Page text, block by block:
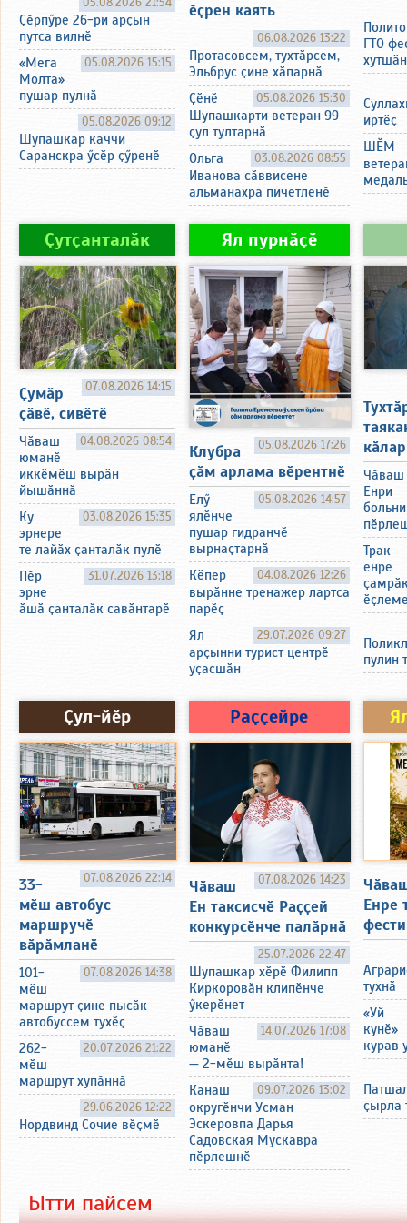
Ҫӗрпӳре 26-ри арҫын
путса вилнӗ
05.08.2026 15:15
«Мега
Молта»
пушар пулнӑ
05.08.2026 09:12
Шупашкар каччи
Саранскра ӳсӗр ҫӳренӗ
ӗҫрен каять
06.08.2026 13:22
Протасовсем, тухтӑрсем,
Эльбрус ҫине хӑпарнӑ
05.08.2026 15:30
Ҫӗнӗ
Шупашкарти ветеран 99
ҫул тултарнӑ
03.08.2026 08:55
Ольга
Иванова сӑввисене
альманахра пичетленӗ
ГТО
иртӗҫ
ШӖМ
Ҫутҫанталӑк
07.08.2026 14:15
Ҫумӑр
ҫӑвӗ, сивӗтӗ
04.08.2026 08:54
Чӑваш
юманӗ
иккӗмӗш вырӑн
йышӑннӑ
03.08.2026 15:35
Ку
эрнере
те лайӑх ҫанталӑк пулӗ
31.07.2026 13:18
Пӗр
эрне
ӑшӑ ҫанталӑк савӑнтарӗ
Ял пурнӑҫӗ
05.08.2026 17:26
Клубра
ҫӑм арлама вӗрентнӗ
05.08.2026 14:57
Елӳ
ялӗнче
пушар гидранчӗ
вырнаҫтарнӑ
04.08.2026 12:26
Кӗпер
вырӑнне тренажер лартса
парӗҫ
29.07.2026 09:27
Ял
арҫынни турист центрӗ
уҫасшӑн
Чӑваш
Енри
Трак
енре
пулин
Ҫул-йӗр
07.08.2026 22:14
33-
мӗш автобус
маршручӗ
вӑрӑмланӗ
07.08.2026 14:38
101-
мӗш
маршрут ҫине пысӑк
автобуссем тухӗҫ
20.07.2026 21:22
262-
мӗш
маршрут хупӑннӑ
29.06.2026 12:22
Нордвинд Сочие вӗҫмӗ
Раҫҫейре
07.08.2026 14:23
Чӑваш
Ен таксисчӗ Раҫҫей
конкурсӗнче палӑрнӑ
25.07.2026 22:47
Шупашкар хӗрӗ Филипп
Киркоровӑн клипӗнче
ӳкерӗнет
14.07.2026 17:08
Чӑваш
юманӗ
— 2-мӗш вырӑнта!
09.07.2026 13:02
Канаш
округӗнчи Усман
Эскеровпа Дарья
Садовская Мускавра
пӗрлешнӗ
Енре
тухнӑ
«Уй
кунӗ»
курав
ҫырла
Ытти пайсем